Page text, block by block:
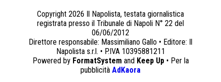
Copyright 2026 Il Napolista, testata giornalistica
registrata presso il Tribunale di Napoli N° 22 del
06/06/2012
Direttore responsabile: Massimiliano Gallo • Editore: Il
Napolista s.r.l. • P.IVA 10395881211
Powered by FormatSystemand Keep Up• Per la
pubblicità AdKaora